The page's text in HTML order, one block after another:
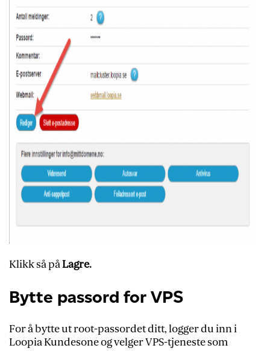
Klikk så påLagre.
Bytte passord for VPS
For å bytte ut root-passordet ditt, logger du inn i
Loopia Kundesone og velger VPS-tjeneste som